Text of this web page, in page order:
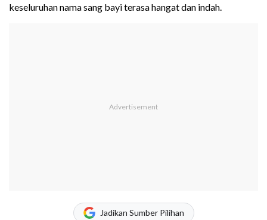
keseluruhan nama sang bayi terasa hangat dan indah.
Jadikan Sumber Pilihan